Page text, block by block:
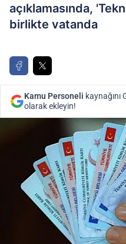
açıklamasında,
birlikte vatanda
Kamu Personeli
olarak ekleyin!